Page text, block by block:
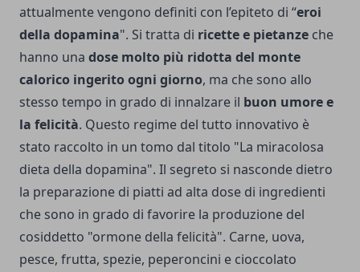
attualmente vengono definiti con l’epiteto di “eroi
della dopamina". Si tratta di ricette e pietanze che
hanno una dose molto più ridotta del monte
calorico ingerito ogni giorno, ma che sono allo
stesso tempo in grado di innalzare il buon umore e
la felicità. Questo regime del tutto innovativo è
stato raccolto in un tomo dal titolo "La miracolosa
dieta della dopamina". Il segreto si nasconde dietro
la preparazione di piatti ad alta dose di ingredienti
che sono in grado di favorire la produzione del
cosiddetto "ormone della felicità". Carne, uova,
pesce, frutta, spezie, peperoncini e cioccolato